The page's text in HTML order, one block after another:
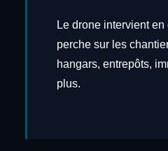
Le drone intervient
perche sur les
hangars, entrepôts,
plus.